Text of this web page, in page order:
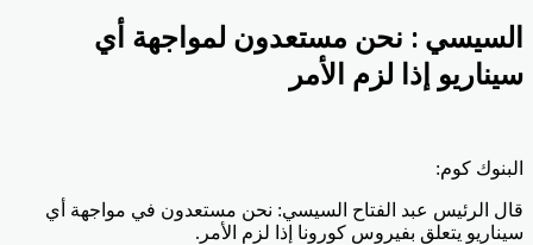
السيسي : نحن مستعدون لمواجهة أي
سيناريو إذا لزم الأمر
البنوك كوم:
قال الرئيس عبد الفتاح السيسي: نحن مستعدون في مواجهة أي
سيناريو يتعلق بفيروس كورونا إذا لزم الأمر.